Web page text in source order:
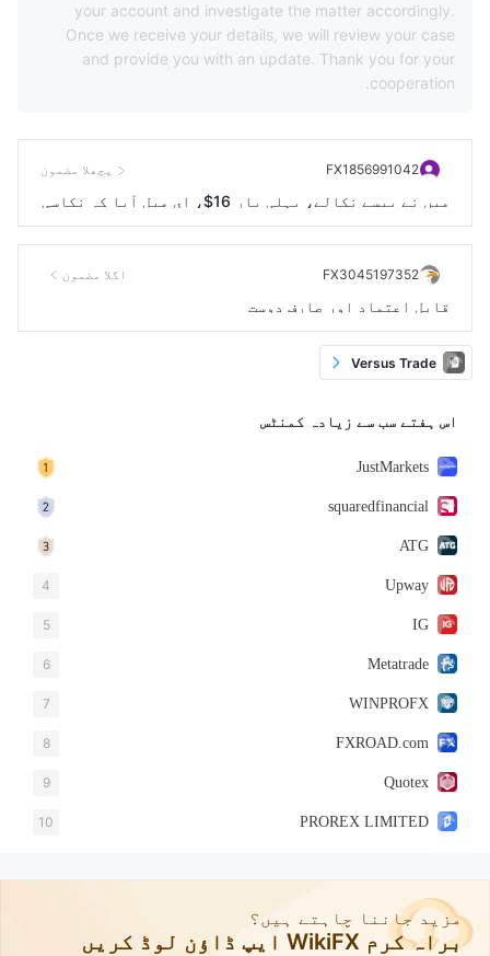
your account and investigate the matter accordingly.
Once we receive your details, we will review your case
and provide you with an update. Thank you for your
cooperation.
FX1856991042 پچھلا مضمون
میں نے پیسے نکالے، پہلی بار 16$، ای میل آیا کہ نکاسی
کامیاب ہوئی اور پیسے بھی آگئے۔ جب دوسری بار 45$ نکا
ؤنٹ میں نہیں آئے۔ اب بھی مجھے مزید 24-48 گھنٹے انتظ
ار کرنے کو کہا جا رہا ہے، پیسے میرے اکاؤنٹ میں نہیں
آئے
FX3045197352 اگلا مضمون
قابل اعتماد اور صارف دوست
Versus Trade
اس ہفتے سب سے زیادہ کمنٹس
JustMarkets
squaredfinancial
ATG
Upway
4
IG
5
Metatrade
6
WINPROFX
7
FXROAD.com
8
Quotex
9
PROREX LIMITED
10
مزید جاننا چاہتے ہیں؟
براہ کرم WikiFX ایپ ڈاؤن لوڈ کریں